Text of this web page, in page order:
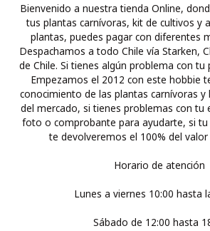
Bienvenido a nuestra tienda Online,
tus plantas carnívoras, kit de cultivos y
plantas, puedes pagar con diferentes
Despachamos a todo Chile vía Starken,
de Chile. Si tienes algún problema con tu
Empezamos el 2012 con este hobbie
conocimiento de las plantas carnívoras
del mercado, si tienes problemas con tu
foto o comprobante para ayudarte, si tu
te devolveremos el 100% del
Horario de atención
Lunes a viernes 10:00 hasta
Sábado de 12:00 hasta